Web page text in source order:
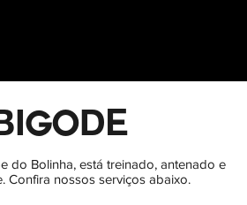
do Bolinha, está treinado, antenado e
Confira nossos serviços abaixo.